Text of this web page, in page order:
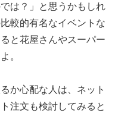
は？」と思うかもしれ
較的有名なイベントな
と花屋さんやスーパー
。
か心配な人は、ネット
注文も検討してみると